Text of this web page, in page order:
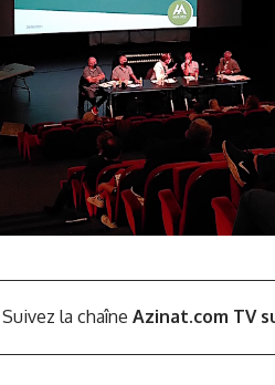
Suivez la chaîne Azinat.com TV